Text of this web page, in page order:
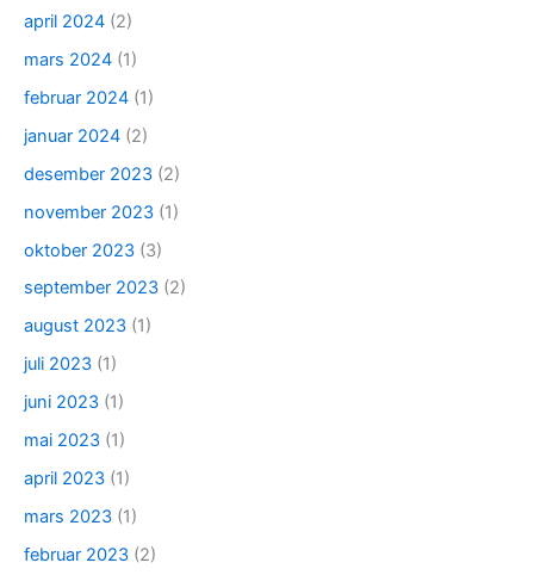
april 2024 (2)
mars 2024 (1)
februar 2024 (1)
januar 2024 (2)
desember 2023 (2)
november 2023 (1)
oktober 2023 (3)
september 2023 (2)
august 2023 (1)
juli 2023 (1)
juni 2023 (1)
mai 2023 (1)
april 2023 (1)
mars 2023 (1)
februar 2023 (2)